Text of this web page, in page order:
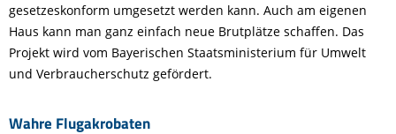
gesetzeskonform umgesetzt werden kann. Auch am eigenen
Haus kann man ganz einfach neue Brutplätze schaffen. Das
Projekt wird vom Bayerischen Staatsministerium für Umwelt
und Verbraucherschutz gefördert.
Wahre Flugakrobaten